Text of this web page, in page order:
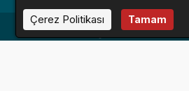
Haber Sitesi © 2016 - 2024.
Çerez Politikası
Tamam